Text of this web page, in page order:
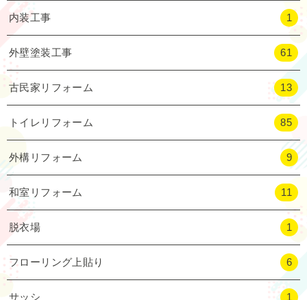
内装工事 1
外壁塗装工事 61
古民家リフォーム 13
トイレリフォーム 85
外構リフォーム 9
和室リフォーム 11
脱衣場 1
フローリング上貼り 6
サッシ 1